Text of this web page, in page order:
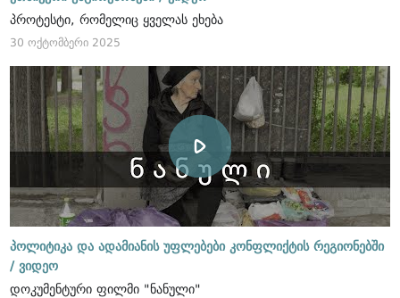
პროტესტი, რომელიც ყველას ეხება
30 ოქტომბერი 2025
პოლიტიკა და ადამიანის უფლებები კონფლიქტის რეგიონებში
/ ვიდეო
დოკუმენტური ფილმი "ნანული"